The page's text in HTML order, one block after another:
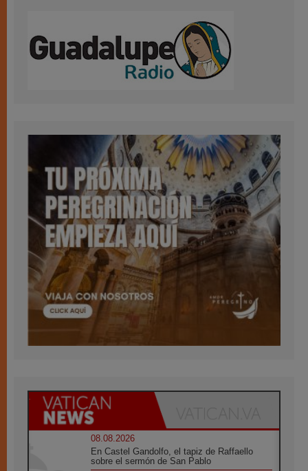
08.08.2026
En Castel Gandolfo, el tapiz de Raffaello
sobre el sermón de San Pablo